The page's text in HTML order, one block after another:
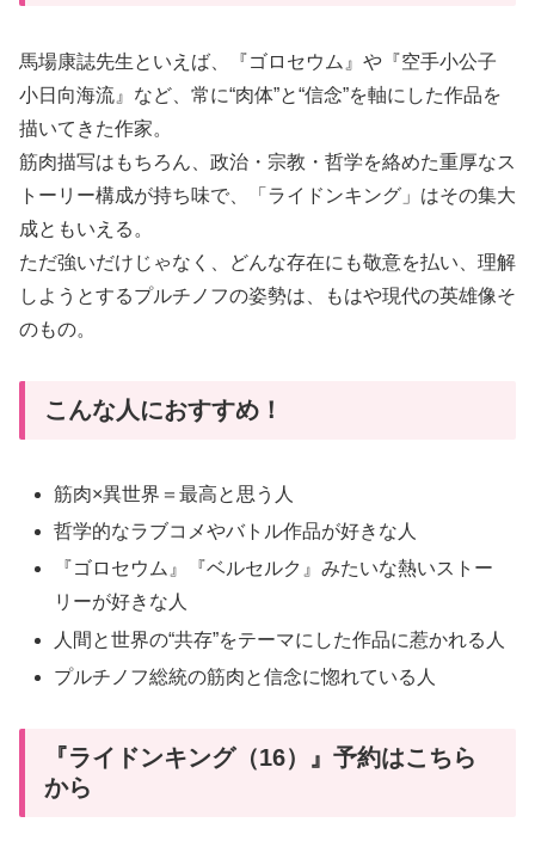
馬場康誌先生といえば、『ゴロセウム』や『空手小公子
小日向海流』など、常に“肉体”と“信念”を軸にした作品を
描いてきた作家。
筋肉描写はもちろん、政治・宗教・哲学を絡めた重厚なス
トーリー構成が持ち味で、「ライドンキング」はその集大
成ともいえる。
ただ強いだけじゃなく、どんな存在にも敬意を払い、理解
しようとするプルチノフの姿勢は、もはや現代の英雄像そ
のもの。
こんな人におすすめ！
筋肉×異世界＝最高と思う人
哲学的なラブコメやバトル作品が好きな人
『ゴロセウム』『ベルセルク』みたいな熱いストー
リーが好きな人
人間と世界の“共存”をテーマにした作品に惹かれる人
プルチノフ総統の筋肉と信念に惚れている人
『ライドンキング（16）』予約はこちら
から